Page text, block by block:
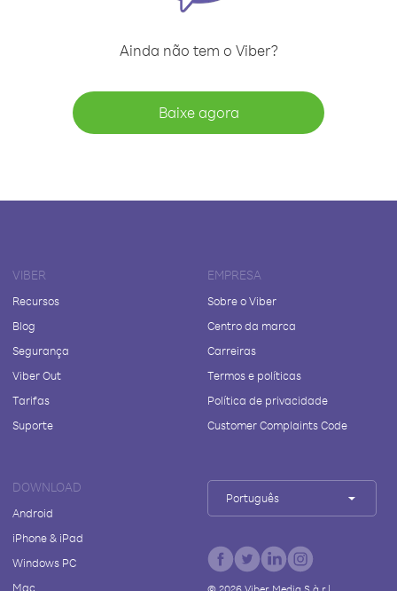
Ainda não tem o Viber?
Baixe agora
VIBER
Recursos
Blog
Segurança
Viber Out
Tarifas
Suporte
EMPRESA
Sobre o Viber
Centro da marca
Carreiras
Termos e políticas
Política de privacidade
Customer Complaints Code
DOWNLOAD
Android
iPhone & iPad
Windows PC
Mac
Português